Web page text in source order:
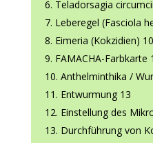
Teladorsagia
Leberegel (Fasciola
Eimeria (Kokzidien) 10
FAMACHA-Farbkarte
Anthelminthika /
Entwurmung 13
Einstellung des
Durchführung von